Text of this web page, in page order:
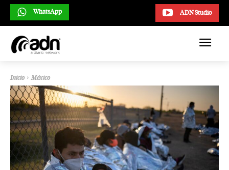
ADN Studio
WhatsApp
Inicio México